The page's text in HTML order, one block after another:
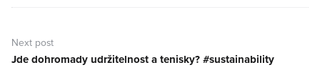
Next post
Next
Jde dohromady udržitelnost a tenisky? #sustainability